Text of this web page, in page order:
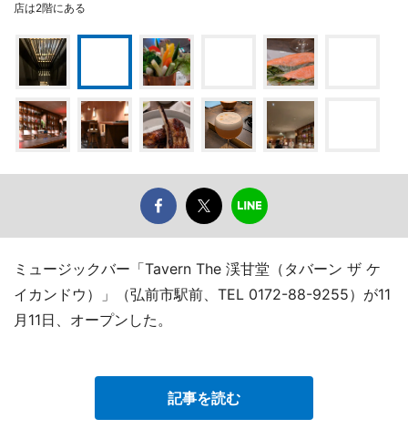
店は2階にある
ミュージックバー「Tavern The 渓甘堂（タバーン ザ ケ
イカンドウ）」（弘前市駅前、TEL 0172-88-9255）が11
月11日、オープンした。
記事を読む